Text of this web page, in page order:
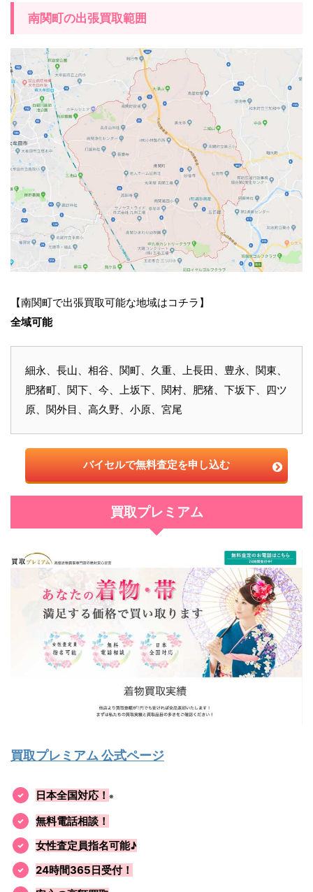
南関町の出張買取範囲
【南関町で出張買取可能な地域はコチラ】
全域可能
細永、長山、相谷、関町、久重、上長田、豊永、関東、
肥猪町、関下、今、上坂下、関村、肥猪、下坂下、四ツ
原、関外目、高久野、小原、宮尾
バイセルで無料査定を申し込む
買取プレミアム
買取プレミアム 公式ページ
日本全国対応！ ※
無料電話相談！
女性査定員指名可能♪
24時間365日受付！